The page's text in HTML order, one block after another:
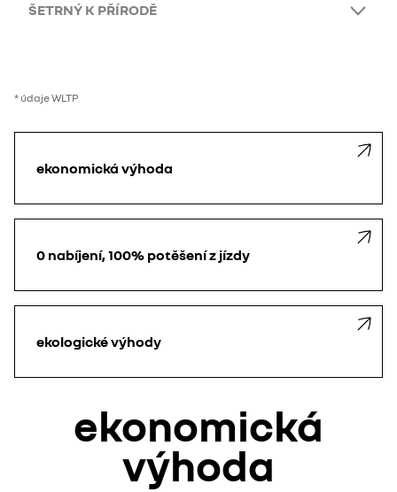
ŠETRNÝ K PŘÍRODĚ​
* údaje WLTP
ekonomická výhoda
0 nabíjení, 100% potěšení z jízdy
ekologické výhody
ekonomická
výhoda